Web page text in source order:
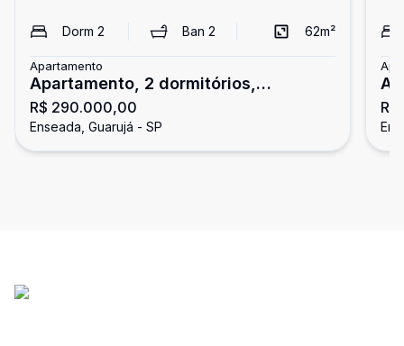
Dorm 2 Ban2 62m²
Apartamento
Apartamento, 2 dormitórios,
Enseada, Guarujá
R$ 290.000,00
Enseada, Guarujá - SP